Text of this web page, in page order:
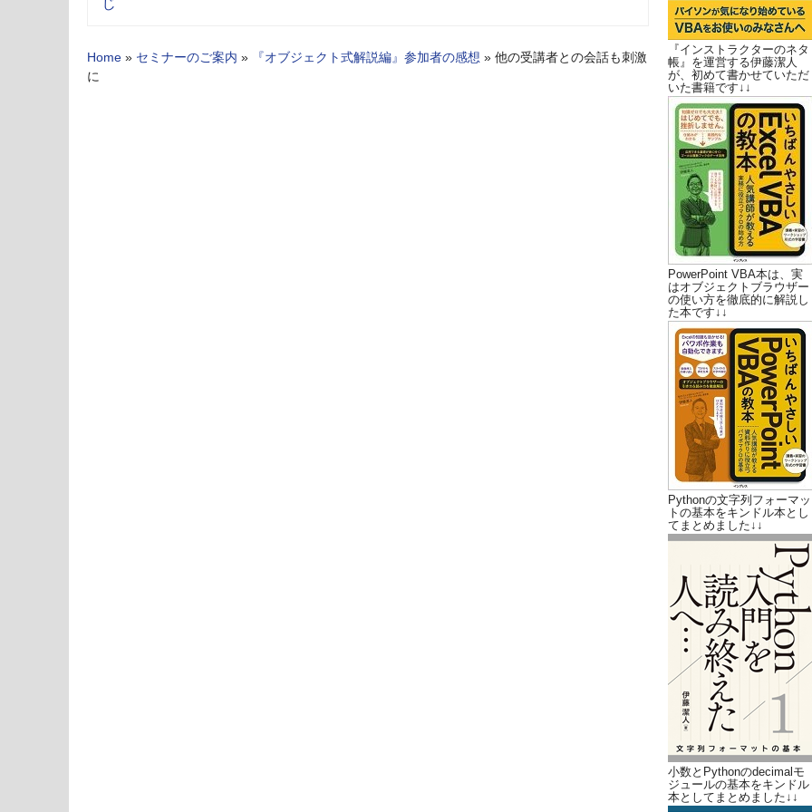
じ
Home » セミナーのご案内 » 『オブジェクト式解説編』参加者の感想 » 他の受講者との会話も刺激
に
『インストラクターのネタ
帳』を運営する伊藤潔人
が、初めて書かせていただ
いた書籍です↓↓
PowerPoint VBA本は、実
はオブジェクトブラウザー
の使い方を徹底的に解説し
た本です↓↓
Pythonの文字列フォーマッ
トの基本をキンドル本とし
てまとめました↓↓
小数とPythonのdecimalモ
ジュールの基本をキンドル
本としてまとめました↓↓